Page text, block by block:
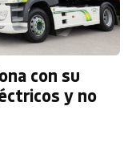
con su
y no